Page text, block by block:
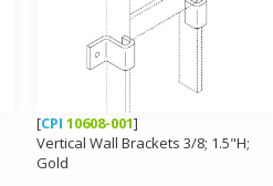
[CPI 10608-001]
Vertical Wall Brackets 3/8; 1.5"H;
Gold